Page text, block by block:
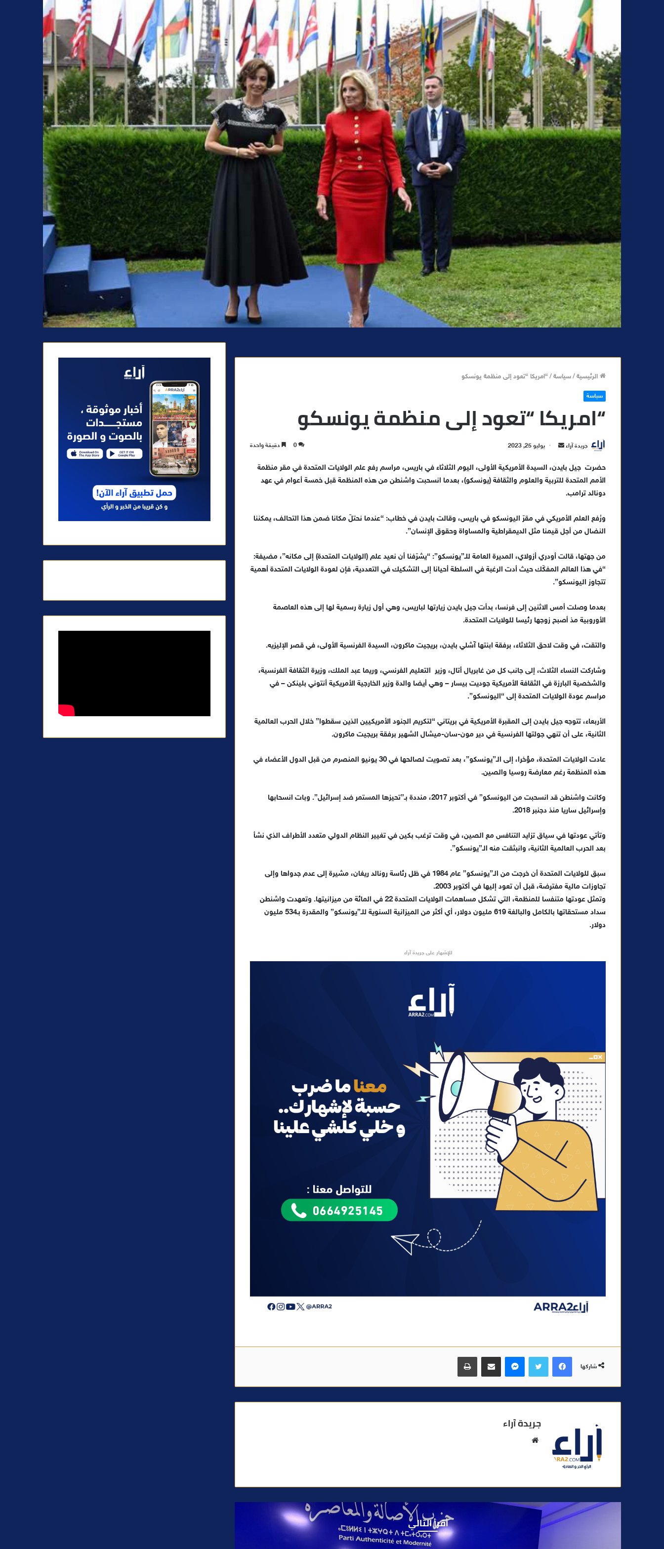
الرئيسية/سياسة/“امريكا “تعود إلى منظمة يونسكو
سياسة
“امريكا “تعود إلى منظمة يونسكو
جريدة آراء
س
ل
ي
د
و
ن
ا
يوليو 25, 2023 0 دقيقة واحدة
حضرت جيل بايدن، السيدة الأمريكية الأولى، اليوم الثلاثاء في باريس، مراسم رفع علم الولايات المتحدة في مقر منظمة
الأمم المتحدة للتربية والعلوم والثقافة (يونسكو)، بعدما انسحبت واشنطن من هذه المنظمة قبل خمسة أعوام في عهد
دونالد ترامب.
ورُفع العلم الأمريكي في مقرّ اليونسكو في باريس، وقالت بايدن في خطاب: “عندما نحتلّ مكانا ضمن هذا التحالف، يمكننا
النضال من أجل قيمنا مثل الديمقراطية والمساواة وحقوق الإنسان”.
من جهتها، قالت أودري أزولاي، المديرة العامة للـ”يونسكو”: “يشرّفنا أن نعيد علم (الولايات المتحدة) إلى مكانه”، مضيفة:
“في هذا العالم المفكّك حيث أدت الرغبة في السلطة أحيانا إلى التشكيك في التعددية، فإن لعودة الولايات المتحدة أهمية
تتجاوز اليونسكو”.
بعدما وصلت أمس الاثنين إلى فرنسا، بدأت جيل بايدن زيارتها لباريس، وهي أول زيارة رسمية لها إلى هذه العاصمة
الأوروبية مذ أصبح زوجها رئيسا للولايات المتحدة.
والتقت، في وقت لاحق الثلاثاء، برفقة ابنتها آشلي بايدن، بريجيت ماكرون، السيدة الفرنسية الأولى، في قصر الإليزيه.
وشاركت النساء الثلاث، إلى جانب كل من غابريال أتال، وزير التعليم الفرنسي، وريما عبد الملك، وزيرة الثقافة الفرنسية،
والشخصية البارزة في الثقافة الأمريكية جوديت بيسار – وهي أيضا والدة وزير الخارجية الأمريكية أنتوني بلينكن – في
مراسم عودة الولايات المتحدة إلى “اليونسكو”.
الأربعاء، تتوجه جيل بايدن إلى المقبرة الأمريكية في بريتاني “لتكريم الجنود الأمريكيين الذين سقطوا” خلال الحرب العالمية
الثانية، على أن تنهي جولتها الفرنسية في دير مون-سان-ميشال الشهير برفقة بريجيت ماكرون.
عادت الولايات المتحدة، مؤخرا، إلى الـ”يونسكو”، بعد تصويت لصالحها في 30 يونيو المنصرم من قبل الدول الأعضاء في
هذه المنظمة رغم معارضة روسيا والصين.
وكانت واشنطن قد انسحبت من اليونسكو” في أكتوبر 2017، منددة بـ”تحيزها المستمر ضد إسرائيل”. وبات انسحابها
وإسرائيل ساريا منذ دجنبر 2018.
وتأتي عودتها في سياق تزايد التنافس مع الصين، في وقت ترغب بكين في تغيير النظام الدولي متعدد الأطراف الذي نشأ
بعد الحرب العالمية الثانية، وانبثقت منه الـ”يونسكو”.
سبق للولايات المتحدة أن خرجت من الـ”يونسكو” عام 1984 في ظل رئاسة رونالد ريغان، مشيرة إلى عدم جدواها وإلى
تجاوزات مالية مفترضة، قبل أن تعود إليها في أكتوبر 2003.
وتمثل عودتها متنفسا للمنظمة، التي تشكل مساهمات الولايات المتحدة 22 في المائة من ميزانيتها. وتعهدت واشنطن
سداد مستحقاتها بالكامل والبالغة 619 مليون دولار، أي أكثر من الميزانية السنوية للـ”يونسكو” والمقدرة بـ534 مليون
دولار.
للإشهار على جريدة آراء
شاركها
فيسبوك
جريدة آراء
ا
و
أقرأ التالي